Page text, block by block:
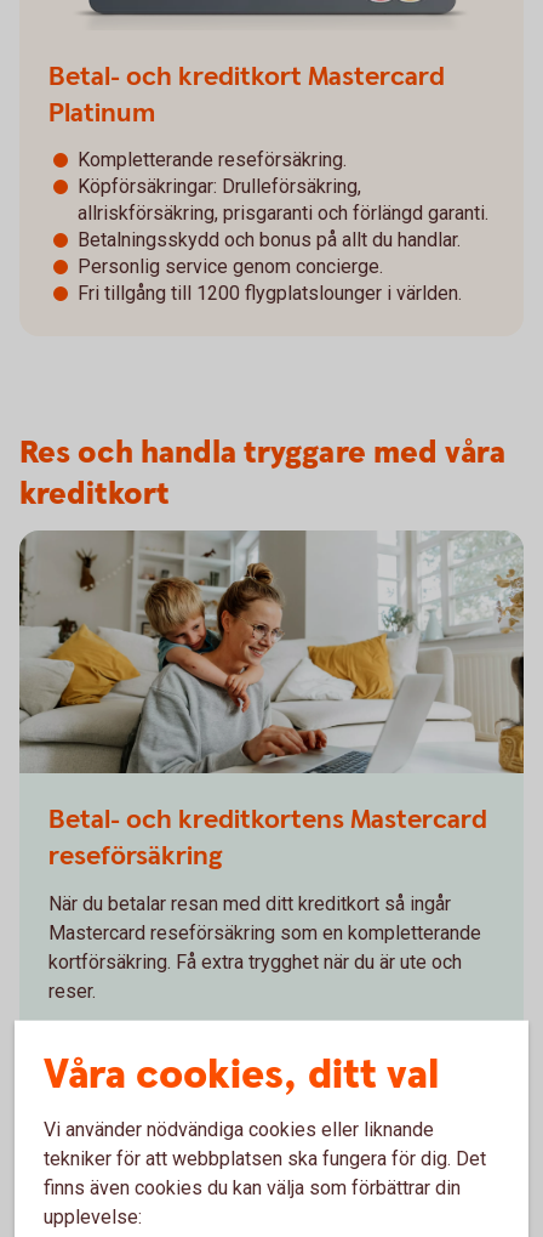
Betal- och kreditkort Mastercard
Platinum
Kompletterande reseförsäkring.
Köpförsäkringar: Drulleförsäkring,
allriskförsäkring, prisgaranti och förlängd garanti.
Betalningsskydd och bonus på allt du handlar.
Personlig service genom concierge.
Fri tillgång till 1200 flygplatslounger i världen.
Res och handla tryggare med våra
kreditkort
Betal- och kreditkortens Mastercard
reseförsäkring
När du betalar resan med ditt kreditkort så ingår
Mastercard reseförsäkring som en kompletterande
kortförsäkring. Få extra trygghet när du är ute och
reser.
reseförsäkring
Våra cookies, ditt val
Vi använder nödvändiga cookies eller liknande
tekniker för att webbplatsen ska fungera för dig. Det
finns även cookies du kan välja som förbättrar din
upplevelse: